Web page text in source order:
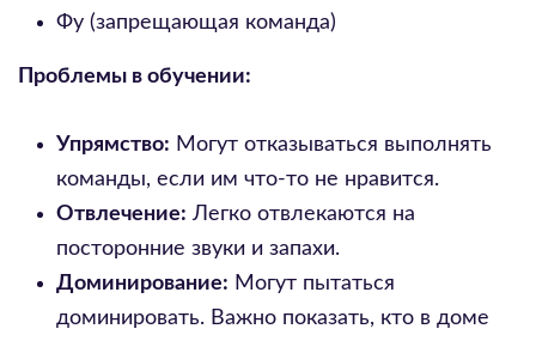
Фу (запрещающая команда)
Проблемы в обучении:
Упрямство: Могут отказываться выполнять
команды, если им что-то не нравится.
Отвлечение: Легко отвлекаются на
посторонние звуки и запахи.
Доминирование: Могут пытаться
доминировать. Важно показать, кто в доме